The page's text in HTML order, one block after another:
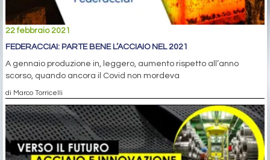
22 febbraio 2021
FEDERACCIAI: PARTE BENE L’ACCIAIO NEL 2021
A gennaio produzione in, leggero, aumento rispetto all’anno
scorso, quando ancora il Covid non mordeva
di Marco Torricelli